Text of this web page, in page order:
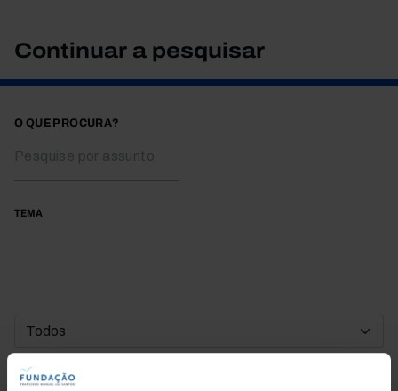
Continuar a pesquisar
O QUE PROCURA?
TEMA
DATA DE INÍCIO